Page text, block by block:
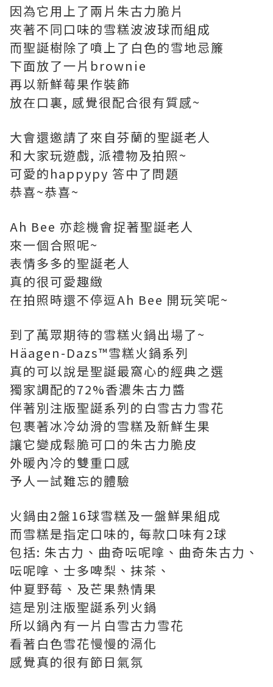
因為它用上了兩片朱古力脆片
夾著不同口味的雪糕波波球而組成
而聖誕樹除了噴上了白色的雪地忌簾
下面放了一片brownie
再以新鮮莓果作裝飾
放在口裏, 感覺很配合很有質感~
大會還邀請了來自芬蘭的聖誕老人
和大家玩遊戲, 派禮物及拍照~
可愛的happypy 答中了問題
恭喜~恭喜~
Ah Bee 亦趁機會捉著聖誕老人
來一個合照呢~
表情多多的聖誕老人
真的很可愛趣緻
在拍照時還不停逗Ah Bee 開玩笑呢~
到了萬眾期待的雪糕火鍋出場了~
Häagen-Dazs™雪糕火鍋系列
真的可以說是聖誕最窩心的經典之選
獨家調配的72%香濃朱古力醬
伴著別注版聖誕系列的白雪古力雪花
包裹著冰冷幼滑的雪糕及新鮮生果
讓它變成鬆脆可口的朱古力脆皮
外暖內冷的雙重口感
予人一試難忘的體驗
火鍋由2盤16球雪糕及一盤鮮果組成
而雪糕是指定口味的, 每款口味有2球
包括: 朱古力、曲奇呍呢嗱、曲奇朱古力、
呍呢嗱、士多啤梨、抹茶、
仲夏野莓、及芒果熱情果
這是別注版聖誕系列火鍋
所以鍋內有一片白雪古力雪花
看著白色雪花慢慢的滆化
感覺真的很有節日氣氛